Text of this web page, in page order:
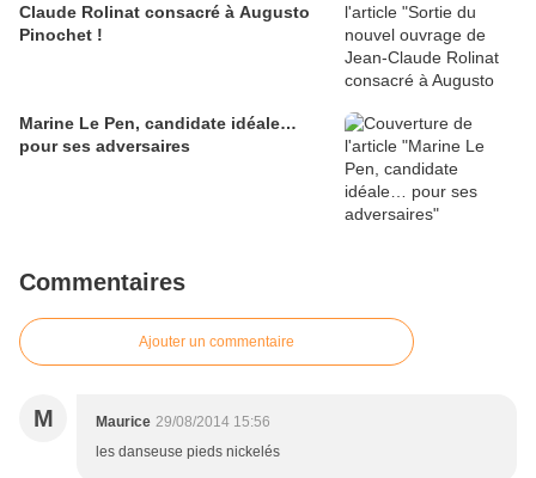
Claude Rolinat consacré à Augusto
Pinochet !
Marine Le Pen, candidate idéale…
pour ses adversaires
Commentaires
Ajouter un commentaire
M Maurice 29/08/2014 15:56
les danseuse pieds nickelés